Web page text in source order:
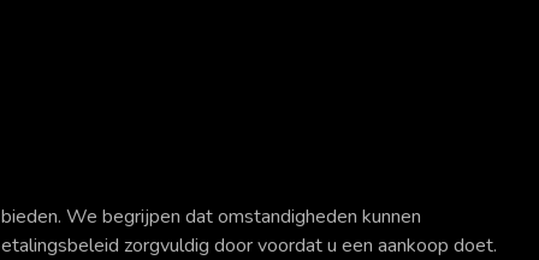
We begrijpen dat omstandigheden kunnen
zorgvuldig door voordat u een aankoop doet.